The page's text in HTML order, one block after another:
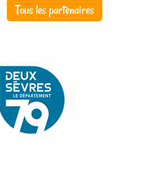
Tous les partenaires